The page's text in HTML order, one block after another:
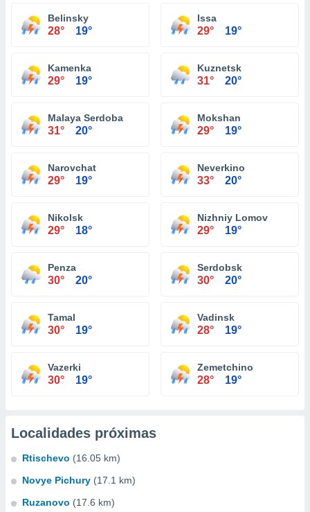
Belinsky
28° 19°
Issa
29° 19°
Kamenka
29° 19°
Kuznetsk
31° 20°
Malaya Serdoba
31° 20°
Mokshan
29° 19°
Narovchat
29° 19°
Neverkino
33° 20°
Nikolsk
29° 18°
Nizhniy Lomov
29° 19°
Penza
30° 20°
Serdobsk
30° 20°
Tamal
30° 19°
Vadinsk
28° 19°
Vazerki
30° 19°
Zemetchino
28° 19°
Localidades próximas
Rtischevo (16.05 km)
Novye Pichury (17.1 km)
Ruzanovo (17.6 km)